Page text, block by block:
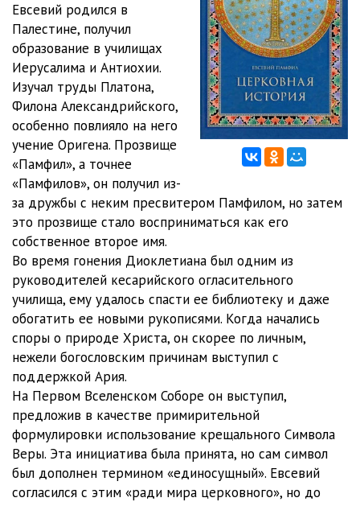
4-2 31:10
4-3 27:19
5-1 34:49
5-2 35:53
5-3
6-1
6-2
6-3
7-1
7-2 32:21
7-3
8-1
8-2
9-1 23:18
9-2 22:27
Евсевий родился в
Палестине, получил
образование в училищах
Иерусалима и Антиохии.
Изучал труды Платона,
Филона Александрийского,
особенно повлияло на него
учение Оригена. Прозвище
«Памфил», а точнее
«Памфилов», он получил из-
за дружбы с неким пресвитером Памфилом, но затем
это прозвище стало восприниматься как его
собственное второе имя.
Во время гонения Диоклетиана был одним из
руководителей кесарийского огласительного
училища, ему удалось спасти ее библиотеку и даже
обогатить ее новыми рукописями. Когда начались
споры о природе Христа, он скорее по личным,
нежели богословским причинам выступил с
поддержкой Ария.
На Первом Вселенском Соборе он выступил,
предложив в качестве примирительной
формулировки использование крещального Символа
Веры. Эта инициатива была принята, но сам символ
был дополнен термином «единосущный». Евсевий
согласился с этим «ради мира церковного», но до